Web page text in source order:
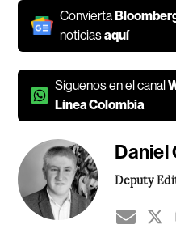
Convierta
noticiasaquí
Síguenos en el canal
Línea Colombia
Daniel
Deputy